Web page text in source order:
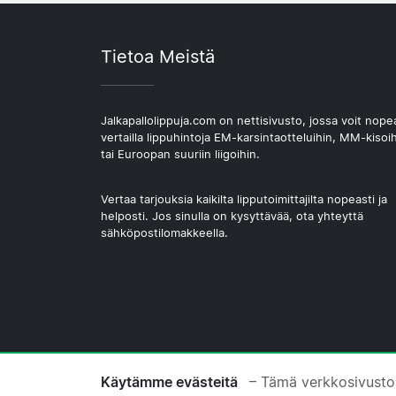
Tietoa Meistä
Jalkapallolippuja.com on nettisivusto, jossa voit
vertailla lippuhintoja EM-karsintaotteluihin, MM-
tai Euroopan suuriin liigoihin.
Vertaa tarjouksia kaikilta lipputoimittajilta nopeasti ja
helposti. Jos sinulla on kysyttävää, ota yhteyttä
sähköpostilomakkeella.
© 2026 Copyright
Käytämme evästeitä
– Tämä